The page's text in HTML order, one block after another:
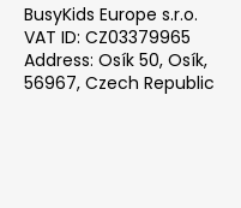
BusyKids Europe s.r.o.
VAT ID: CZ03379965
Address: Osík 50, Osík,
56967, Czech Republic